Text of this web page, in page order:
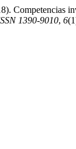
Competencias
1390-9010, 6